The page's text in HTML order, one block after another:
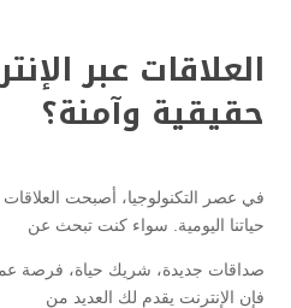
العلاقات عبر
حقيقية وآمنة؟
في عصر التكنولوجيا، أصبحت العلاقات
حياتنا اليومية. سواء كنت تبحث عن
صداقات جديدة، شريك حياة، فرصة
فإن الإنترنت يقدم لك العديد من